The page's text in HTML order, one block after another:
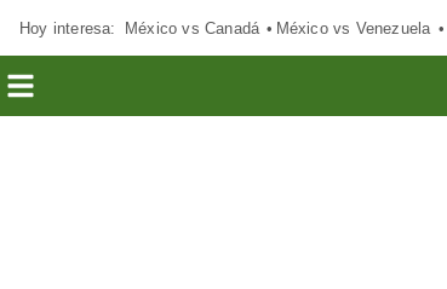
Hoy interesa: México vs Canadá México vs Venezuela